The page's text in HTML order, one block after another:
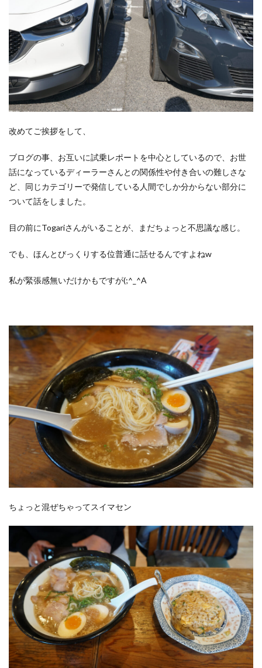
改めてご挨拶をして、
ブログの事、お互いに試乗レポートを中心としているので、お世
話になっているディーラーさんとの関係性や付き合いの難しさな
ど、同じカテゴリーで発信している人間でしか分からない部分に
ついて話をしました。
目の前にTogariさんがいることが、まだちょっと不思議な感じ。
でも、ほんとびっくりする位普通に話せるんですよねw
私が緊張感無いだけかもですが(;^_^A
ちょっと混ぜちゃってスイマセン